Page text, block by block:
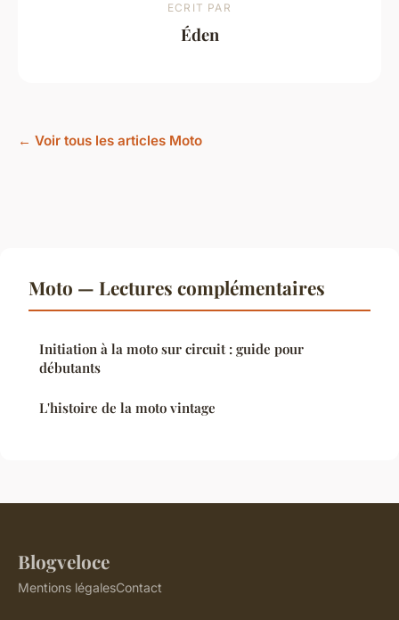
ECRIT PAR
Éden
← Voir tous les articles Moto
Moto — Lectures complémentaires
Initiation à la moto sur circuit : guide pour
débutants
L'histoire de la moto vintage
Blogveloce
Mentions légalesContact